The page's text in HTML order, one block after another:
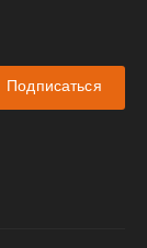
Подписаться